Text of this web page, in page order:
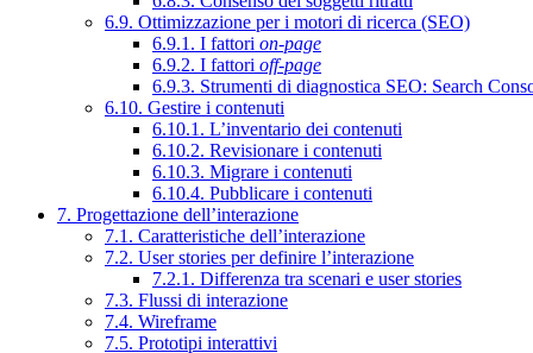
6.9. Ottimizzazione per i motori di ricerca (SEO)
6.9.1. I fattori on-page
6.9.2. I fattori off-page
6.9.3. Strumenti di diagnostica SEO: Search
6.10. Gestire i contenuti
6.10.1. L’inventario dei contenuti
6.10.2. Revisionare i contenuti
6.10.3. Migrare i contenuti
6.10.4. Pubblicare i contenuti
7. Progettazione dell’interazione
7.1. Caratteristiche dell’interazione
7.2. User stories per definire l’interazione
7.2.1. Differenza tra scenari e user stories
7.3. Flussi di interazione
7.4. Wireframe
7.5. Prototipi interattivi